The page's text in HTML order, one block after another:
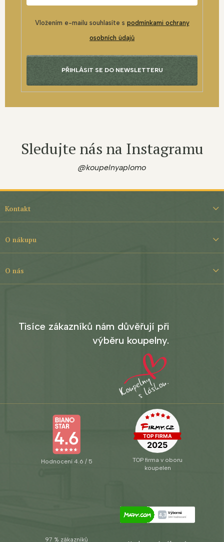
Vložením e-mailu souhlasíte s podmínkami ochrany
osobních údajů
PŘIHLÁSIT SE DO NEWSLETTERU
Sledujte nás na Instagramu
@koupelnyaplomo
Z
í
Kontakt
O nákupu
O nás
Tisíce zákazníků nám důvěřují při
výběru koupelny.
Hodnocení 4.6 / 5
TOP firma v oboru
koupelen
97 % zákazníků